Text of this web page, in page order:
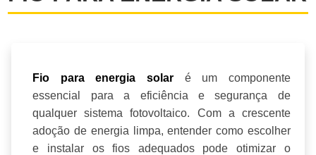
Fio para energia solar é um componente
essencial para a eficiência e segurança de
qualquer sistema fotovoltaico. Com a crescente
adoção de energia limpa, entender como escolher
e instalar os fios adequados pode otimizar o